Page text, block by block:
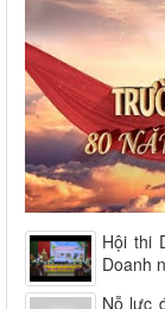
Hội thi
Doanh
Nỗ lực